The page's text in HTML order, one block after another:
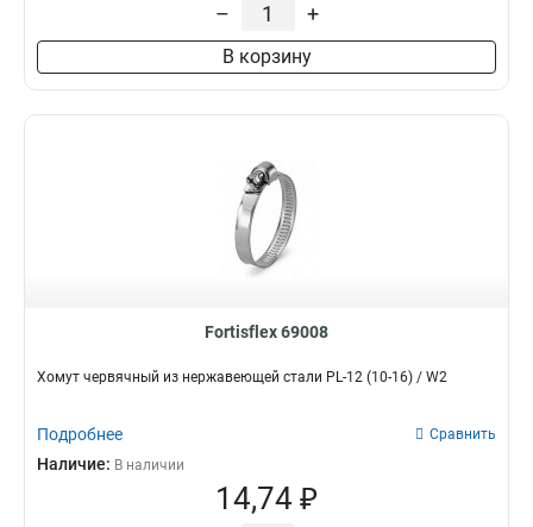
– +
В корзину
Fortisflex 69008
Хомут червячный из нержавеющей стали PL-12 (10-16) / W2
Подробнее Сравнить
Наличие: В наличии
14,74 ₽